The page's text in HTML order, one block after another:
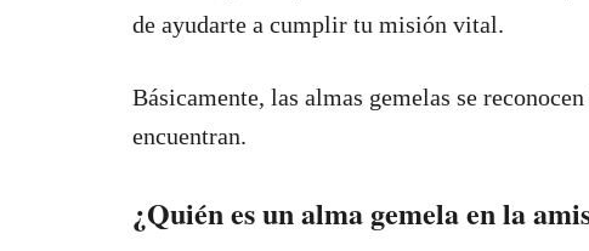
de ayudarte a cumplir tu misión vital.
Básicamente, las almas gemelas se
encuentran.
¿Quién es un alma gemela en la